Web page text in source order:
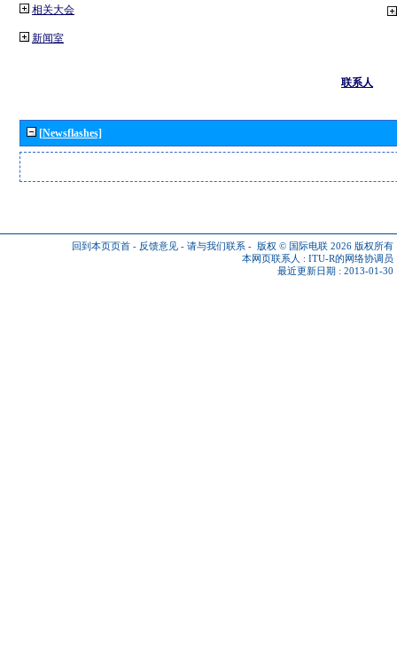
相关大会
新闻室
联系人
[Newsflashes]
回到本页页首 - 反馈意见 - 请与我们联系 - 版权 © 国际电联 2026 版权所有
本网页联系人 : ITU-R的网络协调员
最近更新日期 : 2013-01-30